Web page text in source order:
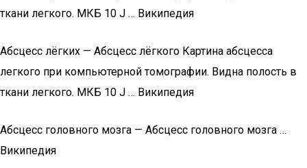
ткани легкого. МКБ 10 J … Википедия
Абсцесс лёгких — Абсцесс лёгкого Картина абсцесса
легкого при компьютерной томографии. Видна полость в
ткани легкого. МКБ 10 J … Википедия
Абсцесс головного мозга — Абсцесс головного мозга …
Википедия